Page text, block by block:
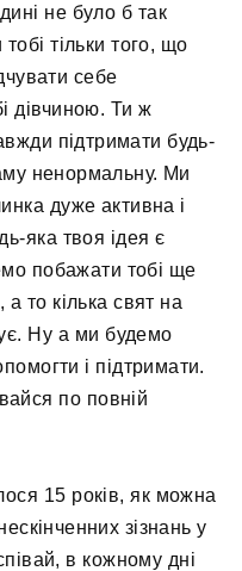
не було б так
тільки того, що
себе
дівчиною. Ти ж
підтримати будь-
ненормальну. Ми
дуже активна і
яка твоя ідея є
побажати тобі ще
то кілька свят на
Ну а ми будемо
і підтримати.
по повній
15 років, як можна
зізнань у
в кожному дні